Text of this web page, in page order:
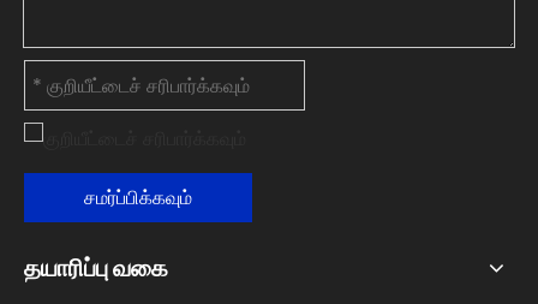
சமர்ப்பிக்கவும்
தயாரிப்பு வகை